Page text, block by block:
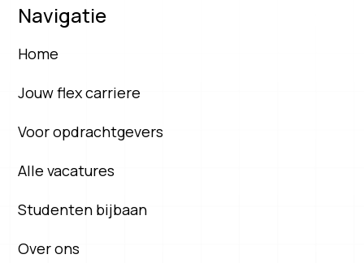
Navigatie
Home
Jouw flex carriere
Voor opdrachtgevers
Alle vacatures
Studenten bijbaan
Over ons